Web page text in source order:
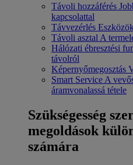
Távoli hozzáférés
kapcsolattal
Távvezérlés
Távoli asztal A
Hálózati ébresztési
távolról
Képernyőmegosztás
Smart Service A
áramvonalassá tétele
Szükségesség
megoldások
számára